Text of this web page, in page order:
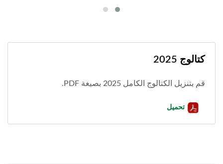
كتالوج 2025
قم بتنزيل الكتالوج الكامل 2025 بصيغة PDF.
تحميل